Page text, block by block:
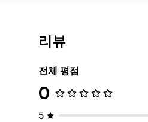
리뷰
전체 평점
0
5